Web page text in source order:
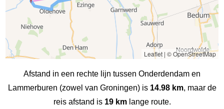
Leaflet| © OpenStreetMap
Afstand in een rechte lijn tussen Onderdendam en
Lammerburen (zowel van Groningen) is 14.98 km, maar de
reis afstand is 19 kmlange route.